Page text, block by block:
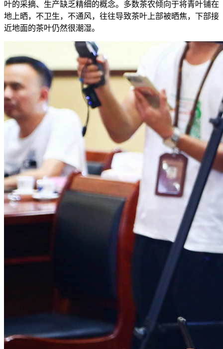
叶的采摘、生产缺乏精细的概念。多数茶农倾向于将青叶铺在
地上晒，不卫生，不通风，往往导致茶叶上部被晒焦，下部接
近地面的茶叶仍然很潮湿。